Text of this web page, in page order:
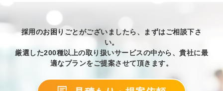
採用のお困りごとがございましたら、まずはご相談下さ
い。
厳選した200種以上の取り扱いサービスの中から、貴社に最
適なプランをご提案させて頂きます。